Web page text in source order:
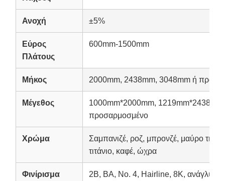
Ανοχή ±5%
Εύρος
Πλάτους
600mm-1500mm
Μήκος 2000mm, 2438mm, 3048mm ή
Μέγεθος
1000mm*2000mm,
προσαρμοσμένο
Χρώμα
Σαμπανιζέ, ροζ, μπρονζέ, μαύρο
τιτάνιο, καφέ, ώχρα
Φινίρισμα
2B, BA, No. 4, Hairline, 8K,